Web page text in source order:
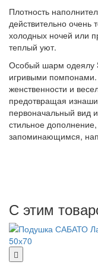
Плотность
действительно очень
холодных ночей или
теплый уют.
Особый шарм одеялу
игривыми помпонами.
женственности и
предотвращая
первоначальный вид
стильное
запоминающимся,
С этим